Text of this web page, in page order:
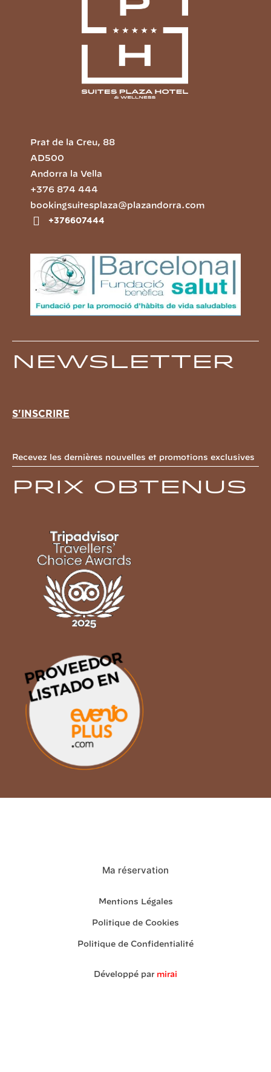
Prat de la Creu, 88
AD500
Andorra la Vella
+376 874 444
bookingsuitesplaza@plazandorra.com
+376607444
Newsletter
S'INSCRIRE
Recevez les dernières nouvelles et promotions exclusives
Prix obtenus
Ma réservation
Mentions Légales
Politique de Cookies
Politique de Confidentialité
Développé par mirai